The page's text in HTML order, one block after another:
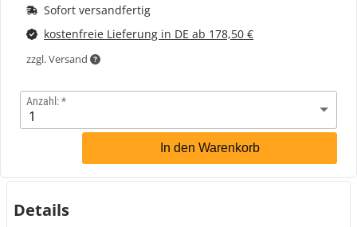
Sofort versandfertig
kostenfreie Lieferung in DE ab 178,50 €
zzgl. Versand
Anzahl:
In den Warenkorb
Details